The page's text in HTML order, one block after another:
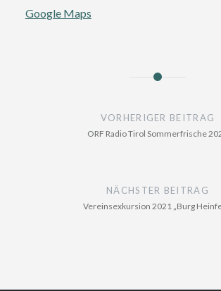
Google Maps
VORHERIGER BEITRAG
ORF Radio Tirol Sommerfrische
NÄCHSTER BEITRAG
Vereinsexkursion 2021 „Burg